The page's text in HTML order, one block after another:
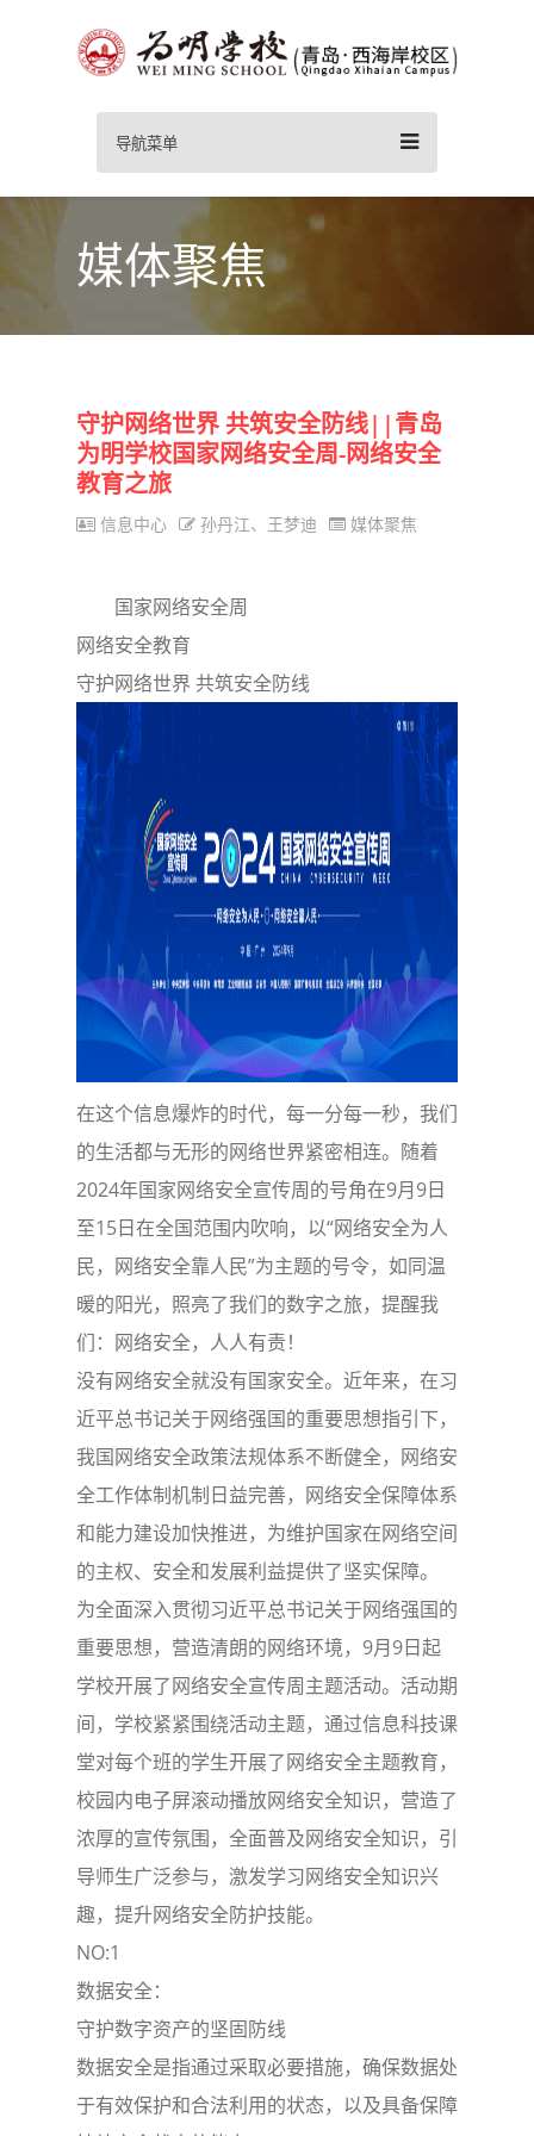
导航菜单
媒体聚焦
守护网络世界 共筑安全防线||青岛
为明学校国家网络安全周-网络安全
教育之旅
信息中心 孙丹江、王梦迪 媒体聚焦
国家网络安全周
网络安全教育
守护网络世界 共筑安全防线
在这个信息爆炸的时代，每一分每一秒，我们
的生活都与无形的网络世界紧密相连。随着
2024年国家网络安全宣传周的号角在9月9日
至15日在全国范围内吹响，以“网络安全为人
民，网络安全靠人民”为主题的号令，如同温
暖的阳光，照亮了我们的数字之旅，提醒我
们：网络安全，人人有责！
没有网络安全就没有国家安全。近年来，在习
近平总书记关于网络强国的重要思想指引下，
我国网络安全政策法规体系不断健全，网络安
全工作体制机制日益完善，网络安全保障体系
和能力建设加快推进，为维护国家在网络空间
的主权、安全和发展利益提供了坚实保障。
为全面深入贯彻习近平总书记关于网络强国的
重要思想，营造清朗的网络环境，9月9日起
学校开展了网络安全宣传周主题活动。活动期
间，学校紧紧围绕活动主题，通过信息科技课
堂对每个班的学生开展了网络安全主题教育，
校园内电子屏滚动播放网络安全知识，营造了
浓厚的宣传氛围，全面普及网络安全知识，引
导师生广泛参与，激发学习网络安全知识兴
趣，提升网络安全防护技能。
NO:1
数据安全：
守护数字资产的坚固防线
数据安全是指通过采取必要措施，确保数据处
于有效保护和合法利用的状态，以及具备保障